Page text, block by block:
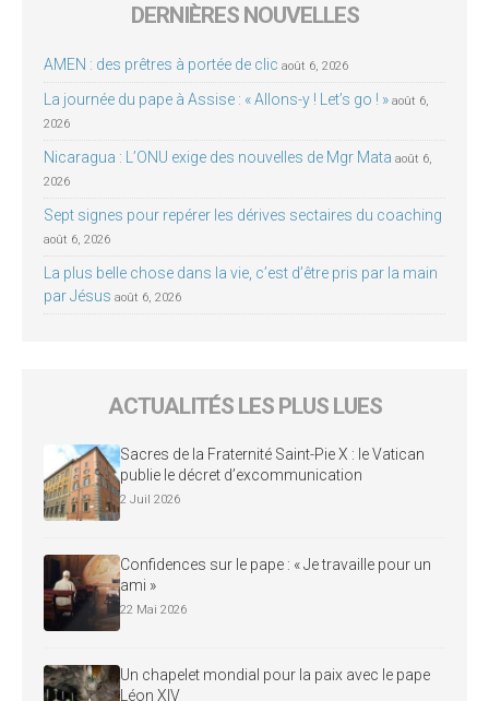
DERNIÈRES NOUVELLES
AMEN : des prêtres à portée de clic août 6, 2026
La journée du pape à Assise : « Allons-y ! Let’s go ! » août 6,
2026
Nicaragua : L’ONU exige des nouvelles de Mgr Mata août 6,
2026
Sept signes pour repérer les dérives sectaires du coaching
août 6, 2026
La plus belle chose dans la vie, c’est d’être pris par la main
par Jésus août 6, 2026
ACTUALITÉS LES PLUS LUES
Sacres de la Fraternité Saint-Pie X : le Vatican
publie le décret d’excommunication
2 Juil 2026
Confidences sur le pape : « Je travaille pour un
ami »
22 Mai 2026
Un chapelet mondial pour la paix avec le pape
Léon XIV